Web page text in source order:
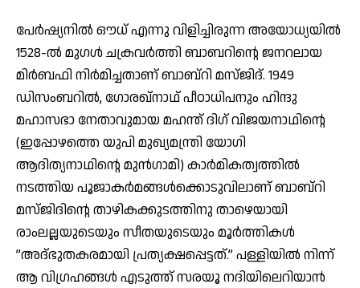
പേര്‍ഷ്യനില്‍ ഔധ് എന്നു വിളിച്ചിരുന്ന അയോധ്യയില്‍
1528-ല്‍ മുഗള്‍ ചക്രവര്‍ത്തി ബാബറിന്റെ ജനറലായ
മിര്‍ബഫി നിര്‍മിച്ചതാണ് ബാബ്‌റി മസ്ജിദ്. 1949
ഡിസംബറില്‍, ഗോരഖ്‌നാഥ് പീഠാധിപനും ഹിന്ദു
മഹാസഭാ നേതാവുമായ മഹന്ത് ദിഗ് വിജയനാഥിന്റെ
(ഇപ്പോഴത്തെ യുപി മുഖ്യമന്ത്രി യോഗി
ആദിത്യനാഥിന്റെ മുന്‍ഗാമി) കാര്‍മികത്വത്തില്‍
നടത്തിയ പൂജാകര്‍മങ്ങള്‍ക്കൊടുവിലാണ് ബാബ്‌റി
മസ്ജിദിന്റെ താഴികക്കുടത്തിനു താഴെയായി
രാംലല്ലയുടെയും സീതയുടെയും മൂര്‍ത്തികള്‍
”അദ്ഭുതകരമായി പ്രത്യക്ഷപ്പെട്ടത്.” പള്ളിയില്‍ നിന്ന്
ആ വിഗ്രഹങ്ങള്‍ എടുത്ത് സരയൂ നദിയിലെറിയാന്‍